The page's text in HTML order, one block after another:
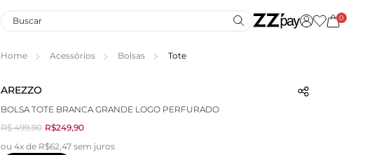
0
Home Acessórios Bolsas Tote
AREZZO
BOLSA TOTE BRANCA GRANDE LOGO PERFURADO
R$ 499,90 R$249,90
ou 4x de R$62,47 sem juros